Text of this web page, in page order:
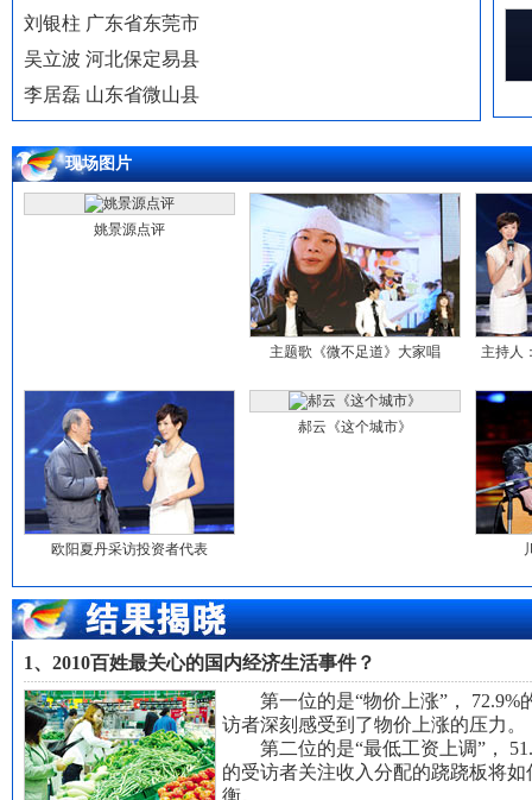
刘银柱 广东省东莞市
吴立波 河北保定易县
李居磊 山东省微山县
现场图片
姚景源点评
主题歌《微不足道》大家唱 主持人
欧阳夏丹采访投资者代表
郝云《这个城市》
1、2010百姓最关心的国内经济生活事件？
第一位的是“物价上涨”， 72.9%
访者深刻感受到了物价上涨的压力。
第二位的是“最低工资上调”，
的受访者关注收入分配的跷跷板将如
衡。